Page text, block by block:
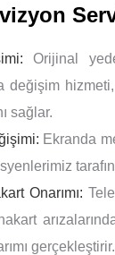
Orijinal
değişim
sağlar.
Ekranda
Onarımı:
gerçekleştirir.